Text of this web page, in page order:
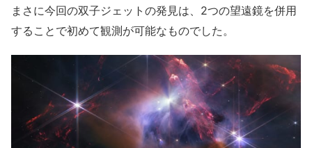
まさに今回の双子ジェットの発見は、2つの望遠鏡を併用
することで初めて観測が可能なものでした。